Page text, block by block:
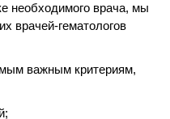
необходимого врача, мы
врачей-гематологов
важным критериям,